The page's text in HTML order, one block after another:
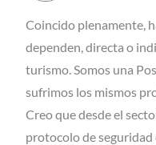
Coincido plenamente,
dependen, directa o
turismo. Somos una
sufrimos los mismos
Creo que desde el
protocolo de seguridad